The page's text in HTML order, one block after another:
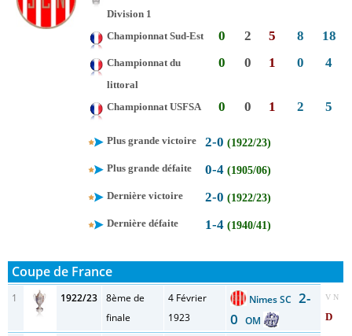
Division 1
Championnat Sud-Est 0 2 5 8 18
Championnat du
littoral
0 0 1 0 4
Championnat USFSA 0 0 1 2 5
Plus grande victoire 2-0 (1922/23)
Plus grande défaite 0-4 (1905/06)
Dernière victoire 2-0 (1922/23)
Dernière défaite 1-4 (1940/41)
Coupe de France
1 1922/23
8ème de
finale
4 Février
1923
Nimes SC 2-
0 OM
V N
D